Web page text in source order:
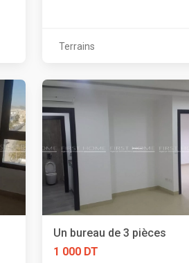
Terrains
Un bureau de 3 pièces
1 000 DT